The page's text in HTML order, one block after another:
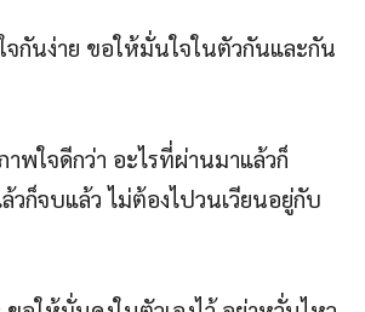
กันง่าย ขอให้มั่นใจในตัวกันและกัน
พใจดีกว่า อะไรที่ผ่านมาแล้วก็
ก็จบแล้ว ไม่ต้องไปวนเวียนอยู่กับ